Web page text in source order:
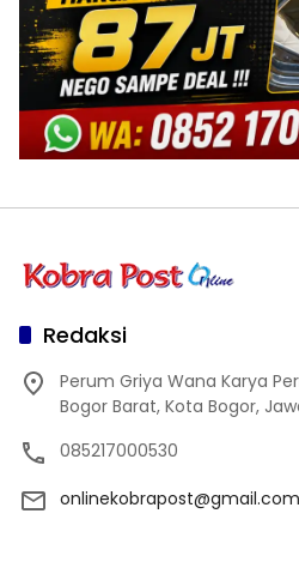
Redaksi
Perum Griya Wana Karya
Bogor Barat, Kota Bogor,
085217000530
onlinekobrapost@gmail.com